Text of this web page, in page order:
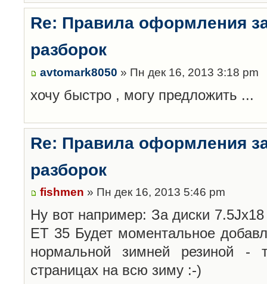
Re: Правила оформления
разборок
avtomark8050 » Пн дек 16, 2013 3:18 pm
хочу быстро , могу предложить ...
Re: Правила оформления
разборок
fishmen » Пн дек 16, 2013 5:46 pm
Ну вот например: За диски
ET 35 Будет моментальное
нормальной зимней резиной
страницах на всю зиму :-)